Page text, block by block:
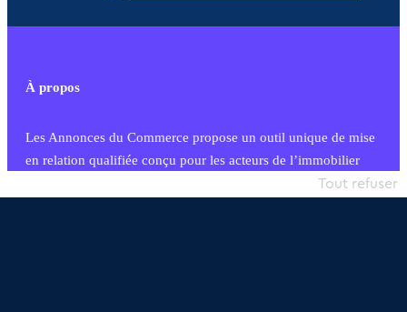
À propos
Les Annonces du Commerce propose un outil unique de mise
en relation qualifiée conçu pour les acteurs de l’immobilier
commercial et les collectivités territoriales, simple et intégrant
Tout refuser